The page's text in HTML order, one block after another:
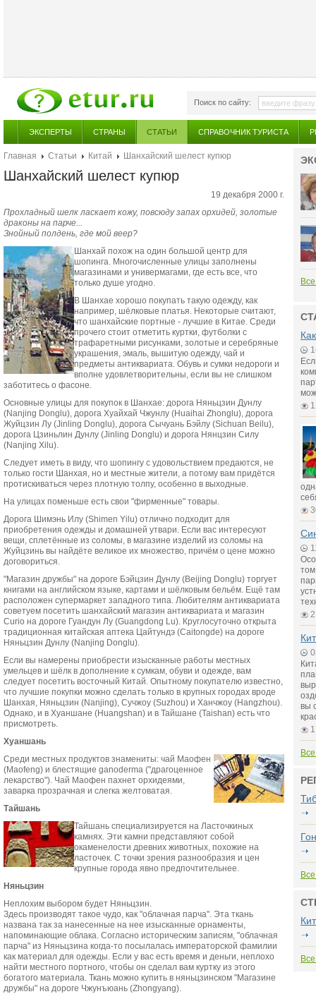
Поиск по сайту:
ЭКСПЕРТЫ СТРАНЫ СТАТЬИ СПРАВОЧНИК ТУРИСТА
Главная Статьи Китай Шанхайский шелест купюр
Шанхайский шелест купюр
19 декабря 2000 г.
Прохладный шелк ласкает кожу, повсюду запах орхидей, золотые
драконы на парче...
Знойный полдень, где мой веер?
Шанхай похож на один большой центр для
шопинга. Многочисленные улицы заполнены
магазинами и универмагами, где есть все, что
только душе угодно.
В Шанхае хорошо покупать такую одежду, как
например, шёлковые платья. Некоторые считают,
что шанхайские портные - лучшие в Китае. Среди
прочего стоит отметить куртки, футболки с
трафаретными рисунками, золотые и серебряные
украшения, эмаль, вышитую одежду, чай и
предметы антиквариата. Обувь и сумки недороги и
вполне удовлетворительны, если вы не слишком
заботитесь о фасоне.
Основные улицы для покупок в Шанхае: дорога Няньцзин Дунлу
(Nanjing Donglu), дорога Хуайхай Чжунлу (Huaihai Zhonglu), дорога
Жуйцзин Лу (Jinling Donglu), дорога Сычуань Бэйлу (Sichuan Beilu),
дорога Цзиньлин Дунлу (Jinling Donglu) и дорога Нянцзин Силу
(Nanjing Xilu).
Следует иметь в виду, что шопингу с удовольствием предаются, не
только гости Шанхая, но и местные жители, а потому вам придётся
протискиваться через плотную толпу, особенно в выходные.
На улицах поменьше есть свои "фирменные" товары.
Дорога Шимэнь Илу (Shimen Yilu) отлично подходит для
приобретения одежды и домашней утвари. Если вас интересуют
вещи, сплетённые из соломы, в магазине изделий из соломы на
Жуйцзинь вы найдёте великое их множество, причём о цене можно
договориться.
"Магазин дружбы" на дороге Бэйцзин Дунлу (Beijing Donglu) торгует
книгами на английском языке, картами и шёлковым бельём. Ещё там
расположен супермаркет западного типа. Любителям антиквариата
советуем посетить шанхайский магазин антиквариата и магазин
Curio на дороге Гуандун Лу (Guangdong Lu). Круглосуточно открыта
традиционная китайская аптека Цайтундэ (Caitongde) на дороге
Няньцзин Дунлу (Nanjing Donglu).
Если вы намерены приобрести изысканные работы местных
умельцев и шёлк в дополнение к сумкам, обуви и одежде, вам
следует посетить восточный Китай. Опытному покупателю известно,
что лучшие покупки можно сделать только в крупных городах вроде
Шанхая, Няньцзин (Nanjing), Сучжоу (Suzhou) и Ханчжоу (Hangzhou).
Однако, и в Хуаншане (Huangshan) и в Тайшане (Taishan) есть что
присмотреть.
Хуаншань
Среди местных продуктов знамениты: чай Маофен
(Maofeng) и блестящие ganoderma ("драгоценное
лекарство"). Чай Маофен пахнет орхидеями,
заварка прозрачная и слегка желтоватая.
Тайшань
Тайшань специализируется на Ласточкиных
камнях. Эти камни представляют собой
окаменелости древних животных, похожие на
ласточек. С точки зрения разнообразия и цен
крупные города явно предпочтительнее.
Няньцзин
Неплохим выбором будет Няньцзин.
Здесь производят такое чудо, как "облачная парча". Эта ткань
названа так за нанесенные на нее изысканные орнаменты,
напоминающие облака. Согласно историческим записям, "облачная
парча" из Няньцзина когда-то посылалась императорской фамилии
как материал для одежды. Если у вас есть время и деньги, неплохо
найти местного портного, чтобы он сделал вам куртку из этого
богатого материала. Ткань можно купить в няньцзинском "Магазине
дружбы" на дороге Чжунъюань (Zhongyang).
вы